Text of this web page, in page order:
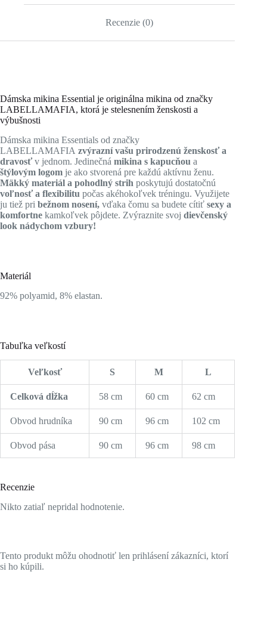
Recenzie (0)
Dámska mikina Essential je originálna mikina od značky
LABELLAMAFIA, ktorá je stelesnením ženskosti a
výbušnosti
Dámska mikina Essentials od značky
LABELLAMAFIA zvýrazní vašu prirodzenú ženskosť a
dravosť v jednom. Jedinečná mikina s kapucňou a
štýlovým logom je ako stvorená pre každú aktívnu ženu.
Mäkký materiál a pohodlný strih poskytujú dostatočnú
voľnosť a flexibilitu počas akéhokoľvek tréningu. Využijete
ju tiež pri bežnom nosení, vďaka čomu sa budete cítiť sexy a
komfortne kamkoľvek pôjdete. Zvýraznite svoj dievčenský
look nádychom vzbury!
Materiál
92% polyamid, 8% elastan.
Tabuľka veľkostí
Veľkosť S M L
Celková dĺžka 58 cm 60 cm 62 cm
Obvod hrudníka 90 cm 96 cm 102 cm
Obvod pása 90 cm 96 cm 98 cm
Recenzie
Nikto zatiaľ nepridal hodnotenie.
Tento produkt môžu ohodnotiť len prihlásení zákazníci, ktorí
si ho kúpili.